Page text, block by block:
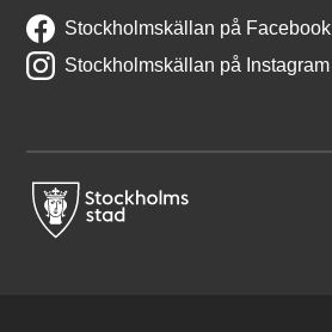
Stockholmskällan på Facebook
Stockholmskällan på Instagram